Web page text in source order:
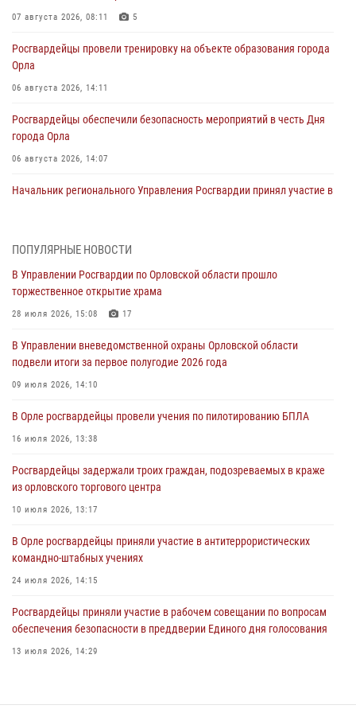
07 августа 2026, 08:11 5
Росгвардейцы провели тренировку на объекте образования города
Орла
06 августа 2026, 14:11
Росгвардейцы обеспечили безопасность мероприятий в честь Дня
города Орла
06 августа 2026, 14:07
Начальник регионального Управления Росгвардии принял участие в
первое полугодие
05 августа 2026, 13:12
совершении противоправных действий
04 августа 2026, 14:21
04 августа 2026, 14:06
предоставлении госуслуг
03 августа 2026, 14:30
ПОПУЛЯРНЫЕ НОВОСТИ
В Управлении Росгвардии по Орловской области прошло
торжественное открытие храма
28 июля 2026, 15:08 17
В Управлении вневедомственной охраны Орловской области
подвели итоги за первое полугодие 2026 года
09 июля 2026, 14:10
В Орле росгвардейцы провели учения по пилотированию БПЛА
16 июля 2026, 13:38
Росгвардейцы задержали троих граждан, подозреваемых в краже
из орловского торгового центра
10 июля 2026, 13:17
В Орле росгвардейцы приняли участие в антитеррористических
командно-штабных учениях
24 июля 2026, 14:15
Росгвардейцы приняли участие в рабочем совещании по вопросам
обеспечения безопасности в преддверии Единого дня голосования
13 июля 2026, 14:29
16 июля 2026, 13:34